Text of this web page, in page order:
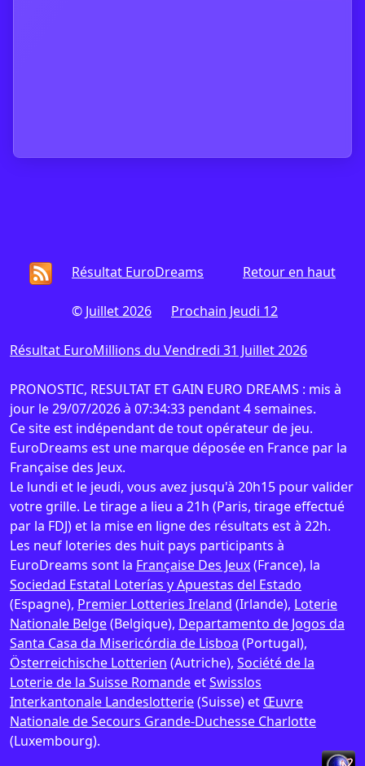
Retour en haut
Résultat EuroDreams
© Juillet 2026 Prochain Jeudi 12
Résultat EuroMillions du Vendredi 31 Juillet 2026
PRONOSTIC, RESULTAT ET GAIN EURO DREAMS : mis à
jour le 29/07/2026 à 07:34:33 pendant 4 semaines.
Ce site est indépendant de tout opérateur de jeu.
EuroDreams est une marque déposée en France par la
Française des Jeux.
Le lundi et le jeudi, vous avez jusqu'à 20h15 pour valider
votre grille. Le tirage a lieu a 21h (Paris, tirage effectué
par la FDJ) et la mise en ligne des résultats est à 22h.
Les neuf loteries des huit pays participants à
EuroDreams sont la Française Des Jeux(France), la
Sociedad Estatal Loterías y Apuestas del Estado
(Espagne), Premier Lotteries Ireland (Irlande), Loterie
Nationale Belge(Belgique), Departamento de Jogos da
Santa Casa da Misericórdia de Lisboa (Portugal),
Österreichische Lotterien (Autriche), Société de la
Loterie de la Suisse Romande etSwisslos
Interkantonale Landeslotterie(Suisse) et Œuvre
Nationale de Secours Grande-Duchesse Charlotte
(Luxembourg).